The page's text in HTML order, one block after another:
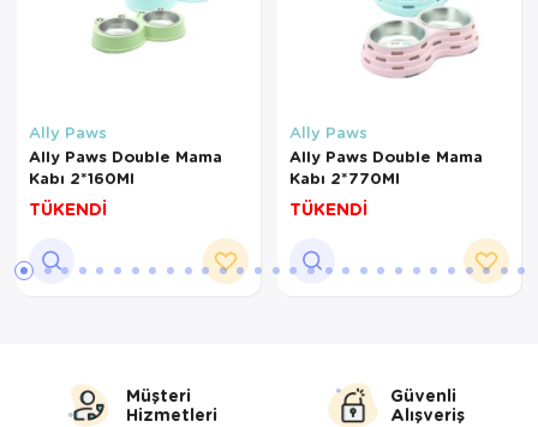
Ally Paws
Ally Paws Double Mama
Kabı 2*160Ml
TÜKENDİ
Ally Paws
Ally Paws Double Mama
Kabı 2*770Ml
TÜKENDİ
Müşteri
Hizmetleri
Güvenli
Alışveriş